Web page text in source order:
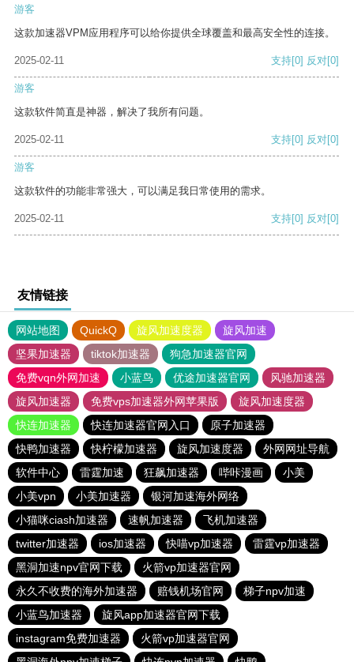
游客
这款加速器VPM应用程序可以给你提供全球覆盖和最高安全性的连接。
2025-02-11 支持[0] 反对[0]
游客
这款软件简直是神器，解决了我所有问题。
2025-02-11 支持[0] 反对[0]
游客
这款软件的功能非常强大，可以满足我日常使用的需求。
2025-02-11 支持[0] 反对[0]
友情链接
网站地图 QuickQ 旋风加速度器
旋风加速
坚果加速器
tiktok加速器
狗急加速器官网
免费vqn外网加速
小蓝鸟 优途加速器官网
风驰加速器
旋风加速器
免费vps加速器外网苹果版
旋风加速度器
快连加速器
快连加速器官网入口
原子加速器
快鸭加速器
快柠檬加速器 旋风加速度器
外网网址导航
软件中心
雷霆加速 狂飙加速器 哔咔漫画
小美
小美vpn
小美加速器
银河加速海外网络
小猫咪ciash加速器
速帆加速器
飞机加速器
twitter加速器
ios加速器 快喵vp加速器
雷霆vp加速器
黑洞加速npv官网下载
火箭vp加速器官网
永久不收费的海外加速器
赔钱机场官网
梯子npv加速
小蓝鸟加速器
旋风app加速器官网下载
instagram免费加速器
火箭vp加速器官网